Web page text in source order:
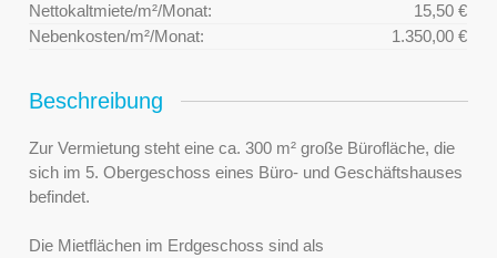
Nettokaltmiete/m²/Monat:
15,50 €
Nebenkosten/m²/Monat:
1.350,00 €
Beschreibung
Zur Vermietung steht eine ca. 300 m² große Bürofläche, die
sich im 5. Obergeschoss eines Büro- und Geschäftshauses
befindet.
Die Mietflächen im Erdgeschoss sind als